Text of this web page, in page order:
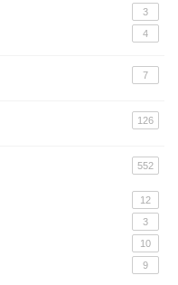
3
4
7
126
552
12
3
10
9